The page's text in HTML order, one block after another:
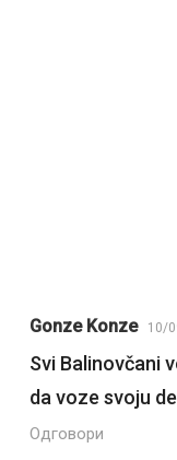
Gonze Konze 10/
Svi Balinovčani
da voze svoju
Одговори